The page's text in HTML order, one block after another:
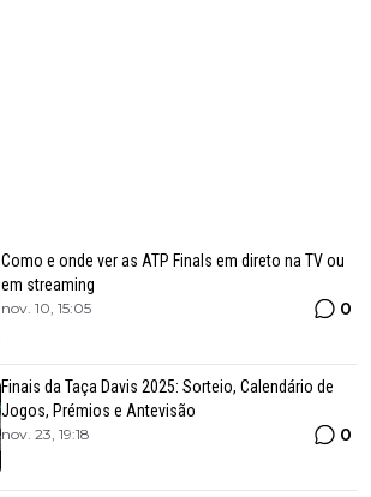
Como e onde ver as ATP Finals em direto na TV ou
em streaming
nov. 10, 15:05 0
Finais da Taça Davis 2025: Sorteio, Calendário de
Jogos, Prémios e Antevisão
nov. 23, 19:18 0